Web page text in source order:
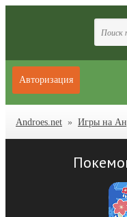
Авторизация
Androes.net » Игры на